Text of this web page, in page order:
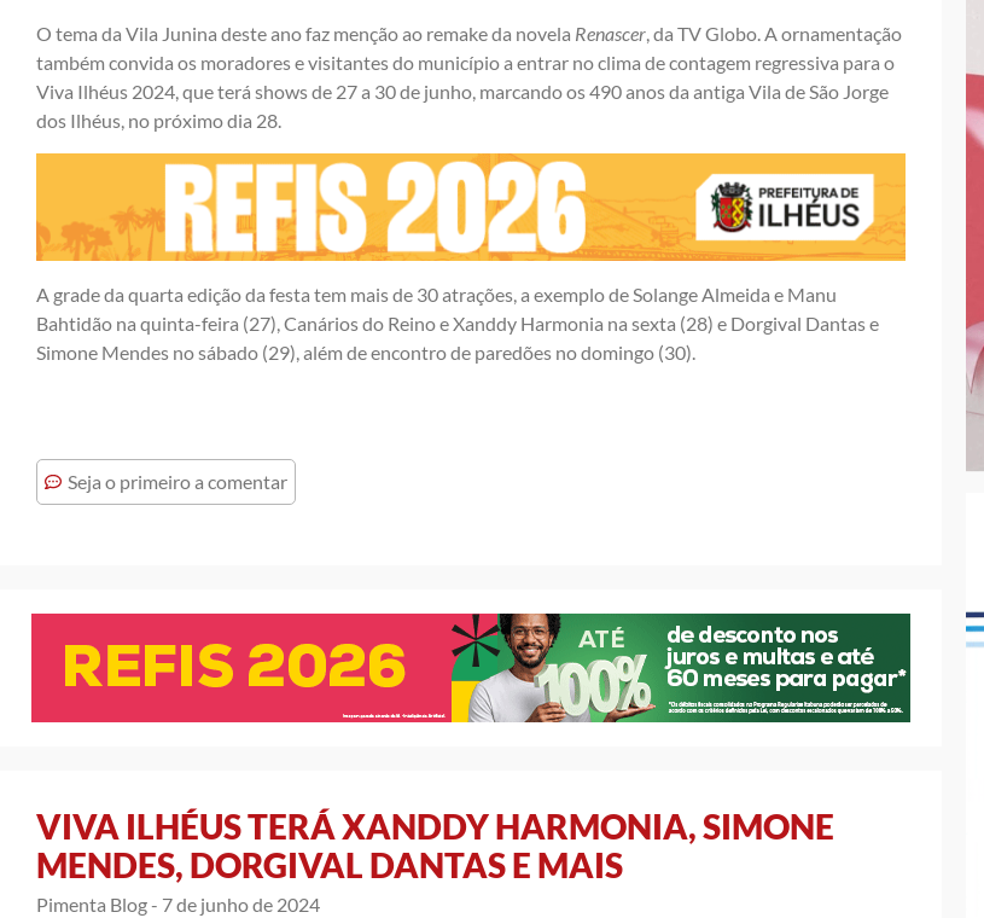
O tema da Vila Junina deste ano faz menção ao remake da novela Renascer, da TV Globo. A ornamentação
também convida os moradores e visitantes do município a entrar no clima de contagem regressiva para o
Viva Ilhéus 2024, que terá shows de 27 a 30 de junho, marcando os 490 anos da antiga Vila de São Jorge
dos Ilhéus, no próximo dia 28.
A grade da quarta edição da festa tem mais de 30 atrações, a exemplo de Solange Almeida e Manu
Bahtidão na quinta-feira (27), Canários do Reino e Xanddy Harmonia na sexta (28) e Dorgival Dantas e
Simone Mendes no sábado (29), além de encontro de paredões no domingo (30).
Seja o primeiro a comentar
VIVA ILHÉUS TERÁ XANDDY HARMONIA, SIMONE
MENDES, DORGIVAL DANTAS E MAIS
Pimenta Blog - 7 de junho de 2024